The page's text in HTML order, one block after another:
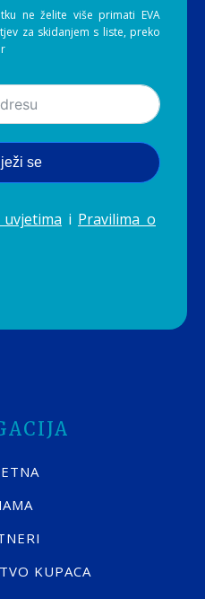
ne želite više primati EVA
za skidanjem s liste, preko
se
i Pravilima o
KUPACA